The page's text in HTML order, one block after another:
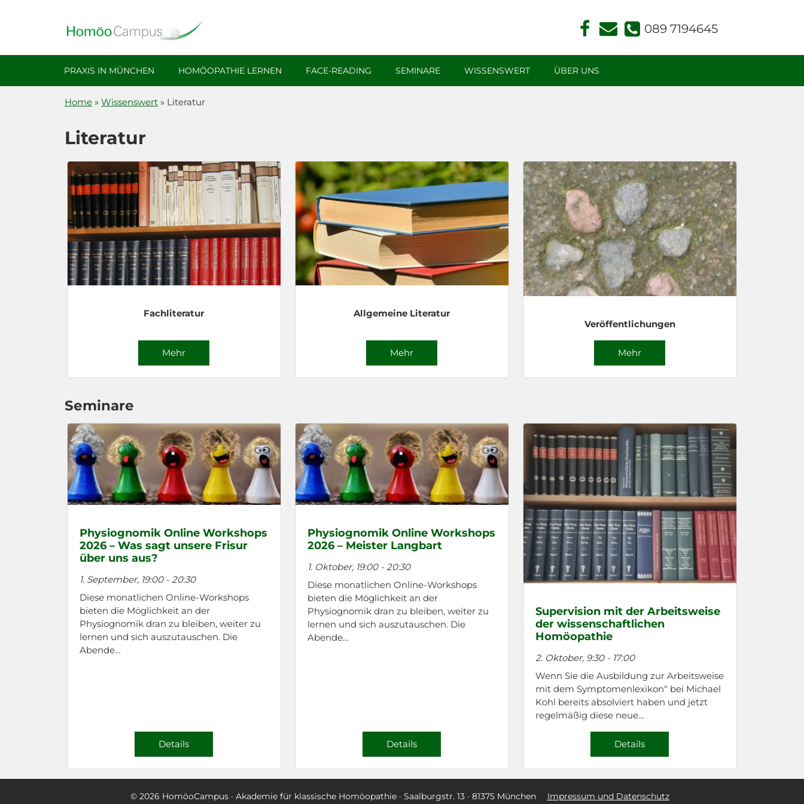
Face
book
Kont
akt
und
chen
PRAXIS IN MÜNCHEN HOMÖOPATHIE LERNEN FACE-READING SEMINARE WISSENSWERT ÜBER UNS
Home » Wissenswert » Literatur
Literatur
Fachliteratur
Mehr
Allgemeine Literatur
Mehr
Veröffentlichungen
Mehr
Seminare
Physiognomik Online Workshops
2026 – Was sagt unsere Frisur
über uns aus?
1. September, 19:00-20:30
Diese monatlichen Online-Workshops
bieten die Möglichkeit an der
Physiognomik dran zu bleiben, weiter zu
lernen und sich auszutauschen. Die
Abende…
Details
Physiognomik Online Workshops
2026 – Meister Langbart
1. Oktober, 19:00-20:30
Diese monatlichen Online-Workshops
bieten die Möglichkeit an der
Physiognomik dran zu bleiben, weiter zu
lernen und sich auszutauschen. Die
Abende…
Details
Supervision mit der Arbeitsweise
der wissenschaftlichen
Homöopathie
2. Oktober, 9:30- 17:00
Wenn Sie die Ausbildung zur Arbeitsweise
mit dem Symptomenlexikon“ bei Michael
Kohl bereits absolviert haben und jetzt
regelmäßig diese neue…
Details
© 2026 HomöoCampus· Akademie für klassische Homöopathie · Saalburgstr. 13 · 81375 München Impressum und Datenschutz